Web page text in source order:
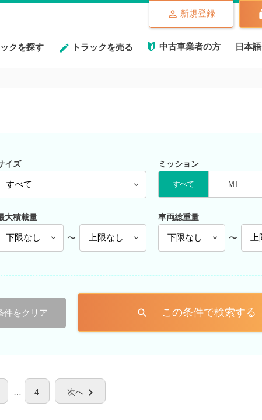
ックを探す トラックを売る 中古車業者の方 日本語
新規登録
イズ ミッション
すべて MT
大積載量
〜
車両総重量
〜
件をクリア search この条件で検索する
4 次へchevron_right